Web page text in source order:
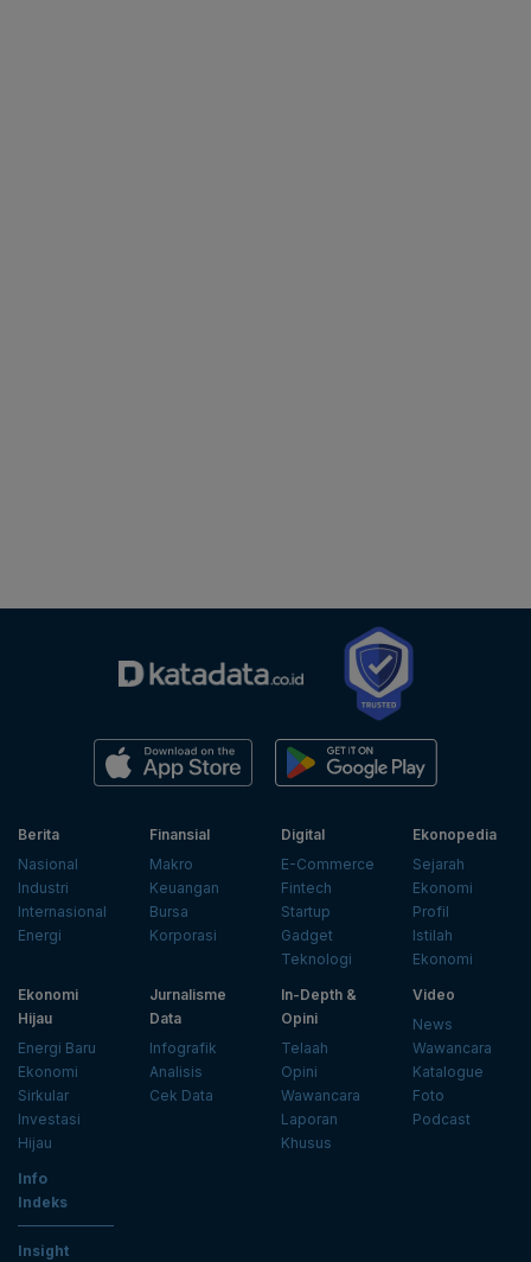
Berita
Nasional
Industri
Internasional
Energi
Finansial
Makro
Keuangan
Bursa
Korporasi
Digital
E-Commerce
Fintech
Startup
Gadget
Teknologi
Ekonopedia
Sejarah
Ekonomi
Profil
Istilah
Ekonomi
Ekonomi
Hijau
Energi Baru
Ekonomi
Sirkular
Investasi
Hijau
Jurnalisme
Data
Infografik
Analisis
Cek Data
In-Depth &
Opini
Telaah
Opini
Wawancara
Laporan
Khusus
Video
News
Wawancara
Katalogue
Foto
Podcast
Info
Indeks
Insight